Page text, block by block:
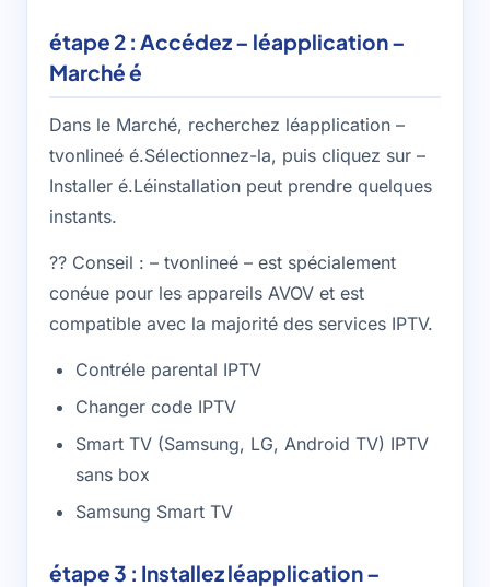
step 2: Access – the application –
Market
Dans le Marché, recherchez léapplication –
tvonlineé é.Sélectionnez-la, puis cliquez sur –
Installer é.Léinstallation peut prendre quelques
instants.
?? Conseil : – tvonlineé – est spécialement
conéue pour les appareils AVOV et est
compatible avec la majorité des services IPTV.
Contréle parental IPTV
Changer code IPTV
Smart TV (Samsung, LG, Android TV) IPTV
sans box
Samsung Smart TV
étape 3 : Installez léapplication –